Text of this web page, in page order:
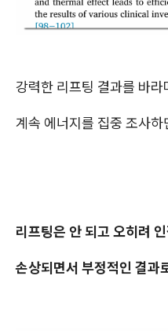
강력한 리프팅 결과를 바라
계속 에너지를 집중 조사하
리프팅은 안 되고 오히려
손상되면서 부정적인 결과